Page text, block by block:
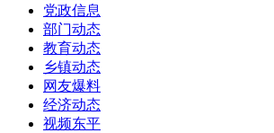
党政信息
部门动态
教育动态
乡镇动态
网友爆料
经济动态
视频东平